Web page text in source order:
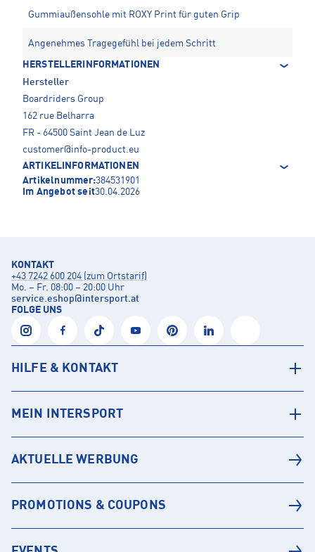
Gummiaußensohle mit ROXY Print für guten Grip
Angenehmes Tragegefühl bei jedem Schritt
HERSTELLERINFORMATIONEN
Hersteller
Boardriders Group
162 rue Belharra
FR - 64500 Saint Jean de Luz
customer@info-product.eu
ARTIKELINFORMATIONEN
Artikelnummer:384531901
Im Angebot seit30.04.2026
KONTAKT
+43 7242 600 204 (zum Ortstarif)
Mo. – Fr. 08:00 – 20:00 Uhr
service.eshop@intersport.at
FOLGE UNS
HILFE & KONTAKT
MEIN INTERSPORT
AKTUELLE WERBUNG
PROMOTIONS & COUPONS